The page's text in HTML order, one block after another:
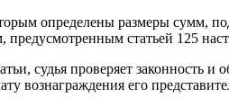
определены размеры
предусмотренным статьей 125
судья проверяет законность
вознаграждения его